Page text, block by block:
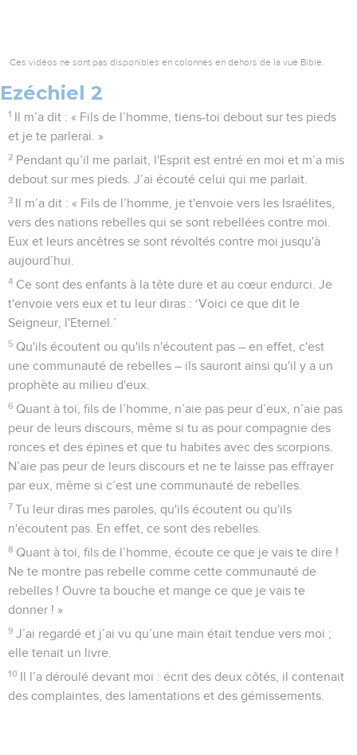
Ces vidéos ne sont pas disponibles en colonnes en dehors de la vue Bible.
Ezéchiel 2
1 Il m’a dit : « Fils de l’homme, tiens-toi debout sur tes pieds
et je te parlerai. »
2 Pendant qu’il me parlait, l'Esprit est entré en moi et m’a mis
debout sur mes pieds. J’ai écouté celui qui me parlait.
3 Il m’a dit : « Fils de l’homme, je t'envoie vers les Israélites,
vers des nations rebelles qui se sont rebellées contre moi.
Eux et leurs ancêtres se sont révoltés contre moi jusqu'à
aujourd’hui.
4 Ce sont des enfants à la tête dure et au cœur endurci. Je
t'envoie vers eux et tu leur diras : ‘Voici ce que dit le
Seigneur, l'Eternel.’
5 Qu'ils écoutent ou qu'ils n'écoutent pas – en effet, c'est
une communauté de rebelles – ils sauront ainsi qu'il y a un
prophète au milieu d'eux.
6 Quant à toi, fils de l’homme, n’aie pas peur d’eux, n’aie pas
peur de leurs discours, même si tu as pour compagnie des
ronces et des épines et que tu habites avec des scorpions.
N’aie pas peur de leurs discours et ne te laisse pas effrayer
par eux, même si c’est une communauté de rebelles.
7 Tu leur diras mes paroles, qu'ils écoutent ou qu'ils
n'écoutent pas. En effet, ce sont des rebelles.
8 Quant à toi, fils de l’homme, écoute ce que je vais te dire !
Ne te montre pas rebelle comme cette communauté de
rebelles ! Ouvre ta bouche et mange ce que je vais te
donner ! »
9 J’ai regardé et j’ai vu qu’une main était tendue vers moi ;
elle tenait un livre.
10 Il l’a déroulé devant moi : écrit des deux côtés, il contenait
des complaintes, des lamentations et des gémissements.